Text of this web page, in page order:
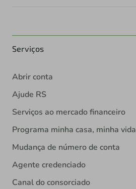
Serviços
Abrir conta
Ajude RS
Serviços ao mercado financeiro
Programa minha casa, minha vida
Mudança de número de conta
Agente credenciado
Canal do consorciado